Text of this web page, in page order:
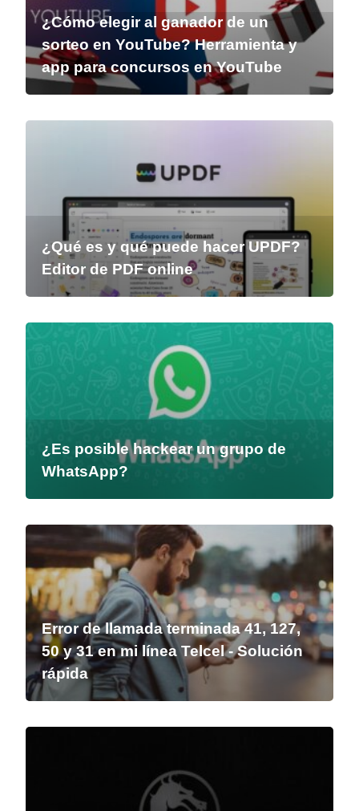
¿Cómo elegir al ganador de un
sorteo en YouTube? Herramienta y
app para concursos en YouTube
¿Qué es y qué puede hacer UPDF?
Editor de PDF online
¿Es posible hackear un grupo de
WhatsApp?
Error de llamada terminada 41, 127,
50 y 31 en mi línea Telcel - Solución
rápida